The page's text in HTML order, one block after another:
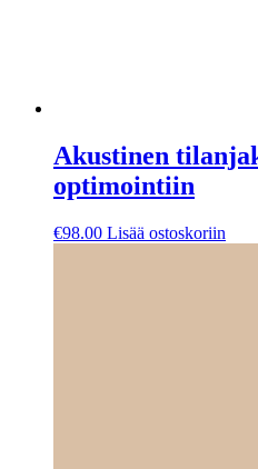
Akustinen
optimointiin
€98.00 Lisää ostoskoriin